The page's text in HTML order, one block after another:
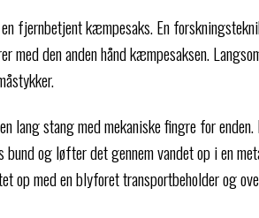
fjernbetjent kæmpesaks. En
med den anden hånd kæmpesaksen.
lang stang med mekaniske fingre for
bund og løfter det gennem vandet op i en
op med en blyforet transportbeholder og